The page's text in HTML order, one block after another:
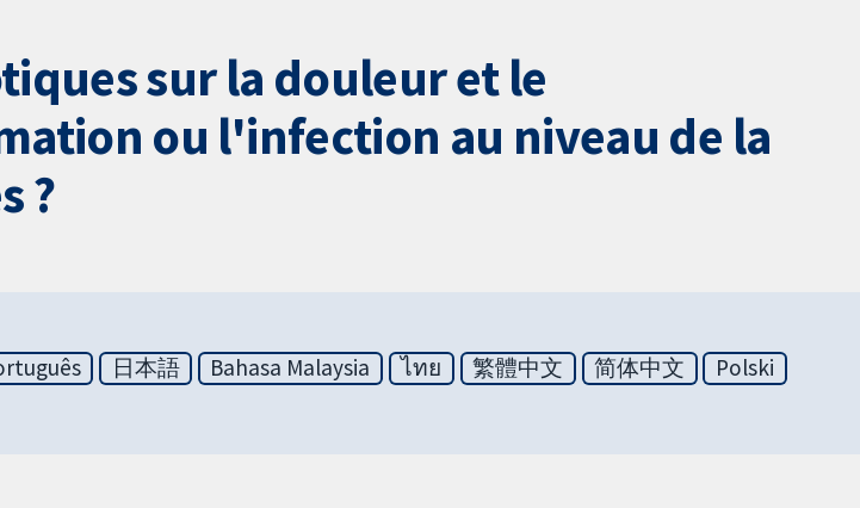
sur la douleur et le
ou l'infection au niveau de la
?
日本語 Bahasa Malaysia ไทย 繁體中文 简体中文
Polski